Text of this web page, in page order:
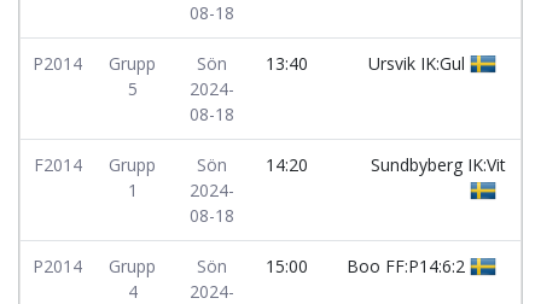
08-18
P2014
Grupp
5
Sön
2024-
08-18
13:40 Ursvik IK:Gul
F2014
Grupp
1
Sön
2024-
08-18
14:20 Sundbyberg IK:Vit
P2014
Grupp
4
Sön
2024-
15:00 Boo FF:P14:6:2